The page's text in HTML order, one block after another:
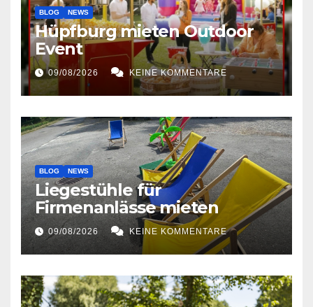
BLOG NEWS
Hüpfburg mieten Outdoor
Event
09/08/2026 KEINE KOMMENTARE
BLOG NEWS
Liegestühle für
Firmenanlässe mieten
09/08/2026 KEINE KOMMENTARE